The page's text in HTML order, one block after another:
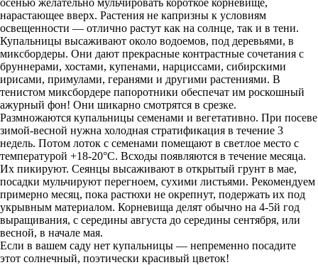
нарастающее вверх. Растения не капризны к условиям
освещенности — отлично растут как на солнце, так и в тени.
Купальницы высаживают около водоемов, под деревьями, в
миксбордеры. Они дают прекрасные контрастные сочетания с
бруннерами, хостами, купенами, нарциссами, сибирскими
ирисами, примулами, геранями и другими растениями. В
тенистом миксбордере папоротники обеспечат им роскошный
ажурный фон! Они шикарно смотрятся в срезке.
Размножаются купальницы семенами и вегетативно. При посеве
зимой-весной нужна холодная стратификация в течение 3
недель. Потом лоток с семенами помещают в светлое место с
температурой +18-20°С. Всходы появляются в течение месяца.
Их пикируют. Сеянцы высаживают в открытый грунт в мае,
посадки мульчируют перегноем, сухими листьями. Рекомендуем
примерно месяц, пока растюхи не окрепнут, подержать их под
укрывным материалом. Корневища делят обычно на 4-5й год
выращивания, с середины августа до середины сентября, или
весной, в начале мая.
Если в вашем саду нет купальницы — непременно посадите
этот солнечный, поэтически красивый цветок!